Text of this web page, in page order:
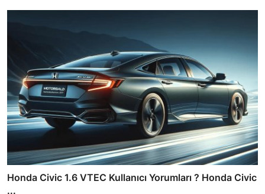
Honda Civic 1.6 VTEC Kullanıcı Yorumları ? Honda Civic
...